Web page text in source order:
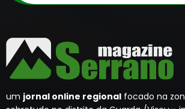
um jornal online regional focado na